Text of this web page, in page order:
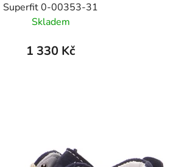
Superfit 0-00353-31
Skladem
1 330 Kč